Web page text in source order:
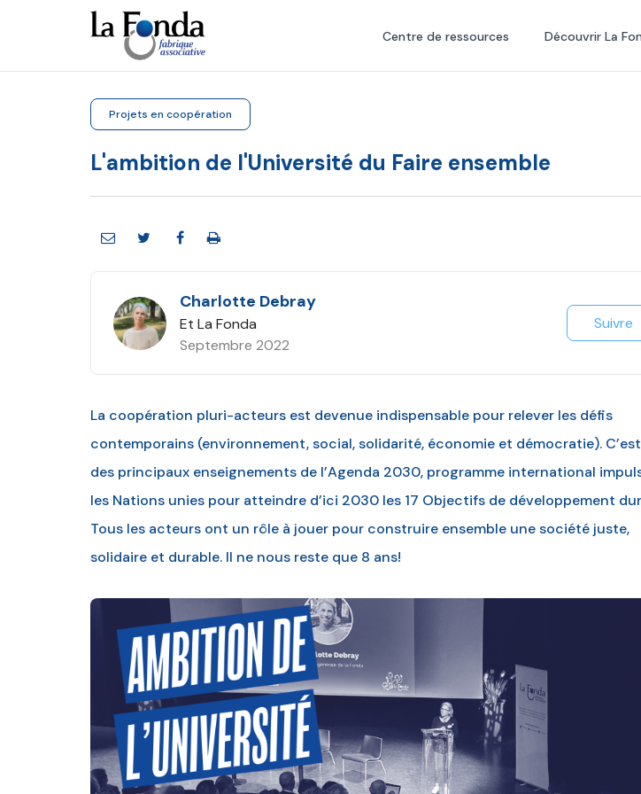
principal
Centre de ressources Découvrir La
Projets en coopération
L'ambition de l'Université du Faire ensemble
Charlotte Debray
Et La Fonda
Septembre 2022
Suivre
La coopération pluri-acteurs est devenue indispensable pour relever les défis
contemporains (environnement, social, solidarité, économie et démocratie). C’est
des principaux enseignements de l’Agenda 2030, programme international
les Nations unies pour atteindre d’ici 2030 les 17 Objectifs de développement
Tous les acteurs ont un rôle à jouer pour construire ensemble une société juste,
solidaire et durable. Il ne nous reste que 8 ans!